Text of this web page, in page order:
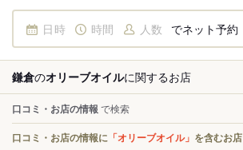
日時 時間 人数 でネット予約
鎌倉のオリーブオイルに関するお店
口コミ・お店の情報 で検索
口コミ・お店の情報に 「オリーブオイル」 を含むお店